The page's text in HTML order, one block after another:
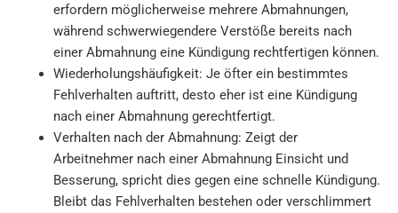
erfordern möglicherweise mehrere Abmahnungen,
während schwerwiegendere Verstöße bereits nach
einer Abmahnung eine Kündigung rechtfertigen können.
Wiederholungshäufigkeit: Je öfter ein bestimmtes
Fehlverhalten auftritt, desto eher ist eine Kündigung
nach einer Abmahnung gerechtfertigt.
Verhalten nach der Abmahnung: Zeigt der
Arbeitnehmer nach einer Abmahnung Einsicht und
Besserung, spricht dies gegen eine schnelle Kündigung.
Bleibt das Fehlverhalten bestehen oder verschlimmert